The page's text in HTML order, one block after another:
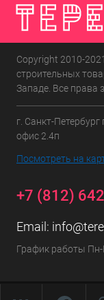
Copyright 2010-
строительных
Западе. Все права
г. Санкт-
офис 2.4п
Посмотреть на
+7 (812)
Email:
График работы Пн-